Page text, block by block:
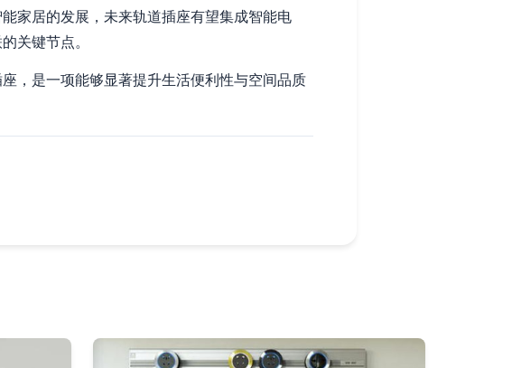
家居的发展，未来轨道插座有望集成智能电
关键节点。
，是一项能够显著提升生活便利性与空间品质